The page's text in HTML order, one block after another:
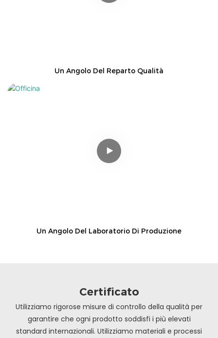
Un Angolo Del Reparto Qualità
Un Angolo Del Laboratorio Di Produzione
Certificato
Utilizziamo rigorose misure di controllo della qualità per
garantire che ogni prodotto soddisfi i più elevati
standard internazionali. Utilizziamo materiali e processi